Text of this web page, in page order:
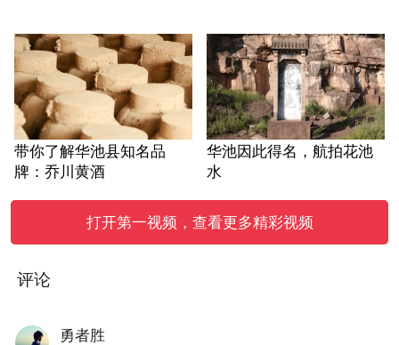
带你了解华池县知名品
牌：乔川黄酒
华池因此得名，航拍花池
水
打开第一视频，查看更多精彩视频
评论
勇者胜